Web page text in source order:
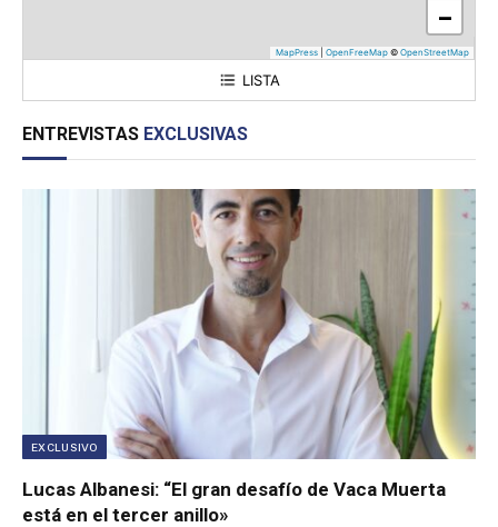
Sector Industrial Planificado (SIP) Chacabuco
Sector Industrial Planificado Mixto "Reconquista"
Parque Industrial Fernández Oro
Parque Industrial Allen
Parque Industrial Tucumán
Parque Industrial Cabo Negro
Parque Industrial Desarrollo Productivo
Parque Industrial La Reja
−
MapPress OpenFreeMap © OpenStreetMap
LISTA
ENTREVISTAS EXCLUSIVAS
EXCLUSIVO
Lucas Albanesi: “El gran desafío de Vaca Muerta
está en el tercer anillo»